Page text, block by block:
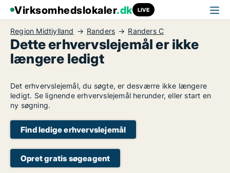
Virksomhedslokaler.dk LIVE
Region Midtjylland Randers Randers C
Dette erhvervslejemål er ikke
længere ledigt
Det erhvervslejemål, du søgte, er desværre ikke længere
ledigt. Se lignende erhvervslejemål herunder, eller start en
ny søgning.
Find ledige erhvervslejemål
Opret gratis søgeagent